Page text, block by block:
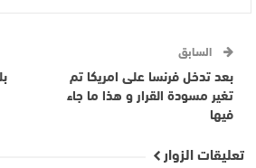
السابق
بعد تدخل فرنسا على امريكا تم
تغير مسودة القرار و هذا ما جاء
فيها
تعليقات الزوار